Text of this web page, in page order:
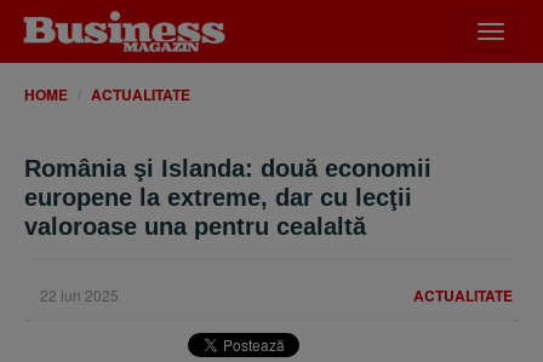
meniu
HOME ACTUALITATE
România şi Islanda: două economii
europene la extreme, dar cu lecţii
valoroase una pentru cealaltă
ACTUALITATE
22 iun 2025